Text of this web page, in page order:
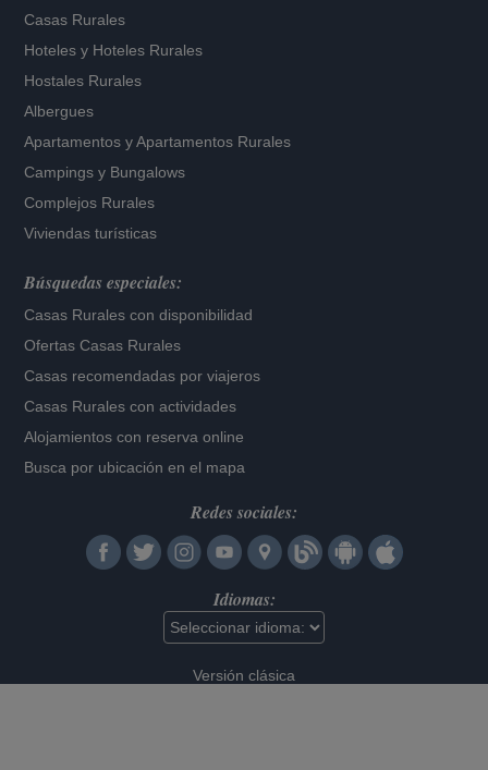
Casas Rurales
Hoteles y Hoteles Rurales
Hostales Rurales
Albergues
Apartamentos yApartamentos Rurales
Campings y Bungalows
Complejos Rurales
Viviendas turísticas
Búsquedas especiales:
Casas Rurales con disponibilidad
Ofertas Casas Rurales
Casas recomendadas por viajeros
Casas Rurales con actividades
Alojamientos con reserva online
Busca por ubicación en el mapa
Redes sociales:
Idiomas:
Versión clásica